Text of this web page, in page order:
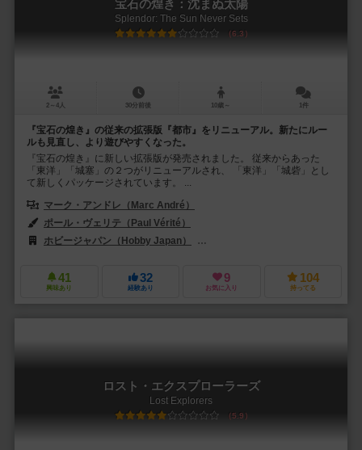
宝石の煌き：沈まぬ太陽
Splendor: The Sun Never Sets
6.3
2～4人 30分前後 10歳～ 1件
『宝石の煌き』の従来の拡張版『都市』をリニューアル。新たにルー
ルも見直し、より遊びやすくなった。
『宝石の煌き』に新しい拡張版が発売されました。 従来からあった
「東洋」「城塞」の２つがリニューアルされ、 「東洋」「城砦」とし
て新しくパッケージされています。 ...
マーク・アンドレ（Marc André）
ポール・ヴェリテ（Paul Vérité）
ホビージャパン（Hobby Japan）
41
興味あり
32
経験あり
9
お気に入り
104
持ってる
ロスト・エクスプローラーズ
Lost Explorers
5.9